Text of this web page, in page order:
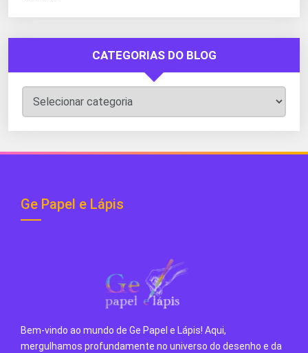
CATEGORIAS DO BLOG
Categorias
do
Blog
Ge Papel e Lápis
Bem-vindo ao mundo de Ge Papel e Lápis! Aqui,
mergulhamos profundamente no universo do desenho e da